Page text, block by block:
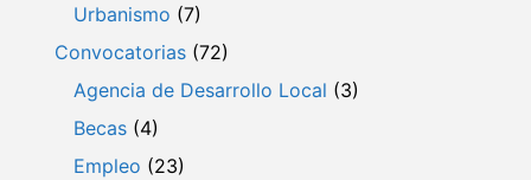
Urbanismo (7)
Convocatorias (72)
Agencia de Desarrollo Local (3)
Becas (4)
Empleo (23)